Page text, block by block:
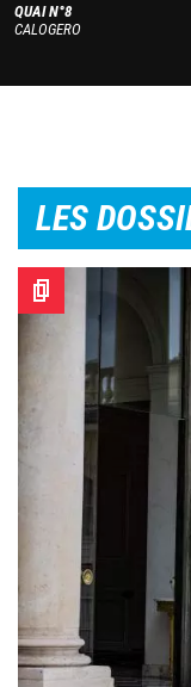
QUAI N°8
CALOGERO
LES
Image